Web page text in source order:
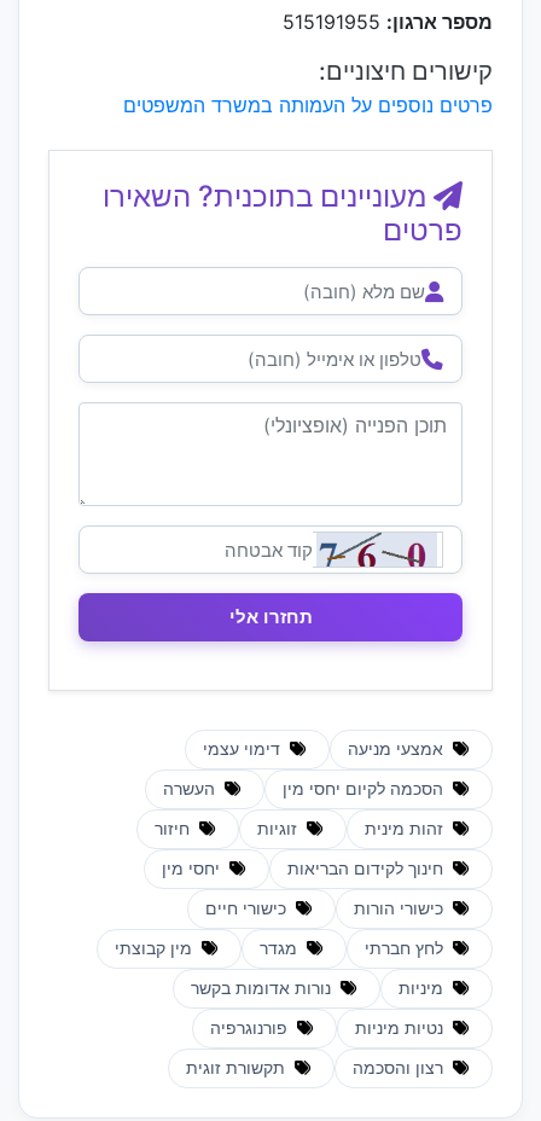
מספר ארגון:
קישורים חיצוניים:
פרטים נוספים על העמותה במשרד המשפטים
מעוניינים בתוכנית? השאירו
פרטים
אמצעי מניעה דימוי עצמי
הסכמה לקיום יחסי מין העשרה
זהות מינית זוגיות חיזור
חינוך לקידום הבריאות יחסי מין
כישורי הורות כישורי חיים
לחץ חברתי מגדר מין קבוצתי
מיניות נורות אדומות בקשר
נטיות מיניות פורנוגרפיה
רצון והסכמה תקשורת זוגית